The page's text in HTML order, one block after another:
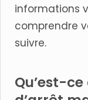
informations
comprendre
suivre.
Qu’est-